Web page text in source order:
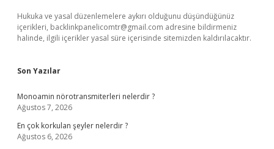
Hukuka ve yasal düzenlemelere aykırı olduğunu düşündüğünüz
içerikleri, backlinkpanelicomtr@gmail.com adresine bildirmeniz
halinde, ilgili içerikler yasal süre içerisinde sitemizden kaldırılacaktır.
Son Yazılar
Monoamin nörotransmiterleri nelerdir ?
Ağustos 7, 2026
En çok korkulan şeyler nelerdir ?
Ağustos 6, 2026